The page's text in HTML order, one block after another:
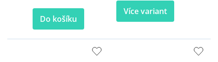
Do košíku
Více variant